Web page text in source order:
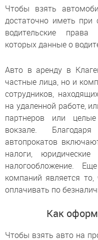
Чтобы взять
достаточно иметь при
водительские
которых данные о
Авто в аренду в
частные лица, но и
сотрудников,
на удаленной работе,
партнеров или
вокзале.
автопрокатов
налоги,
налогообложение.
компаний является
оплачивать по
Как
Чтобы взять авто на